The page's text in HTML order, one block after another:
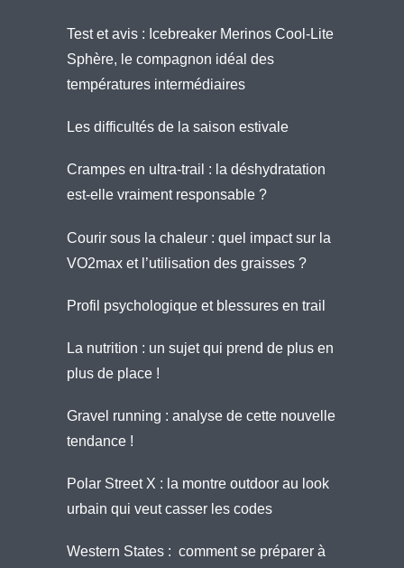
Test et avis : Icebreaker Merinos Cool-Lite
Sphère, le compagnon idéal des
températures intermédiaires
Les difficultés de la saison estivale
Crampes en ultra-trail : la déshydratation
est-elle vraiment responsable ?
Courir sous la chaleur : quel impact sur la
VO2max et l’utilisation des graisses ?
Profil psychologique et blessures en trail
La nutrition : un sujet qui prend de plus en
plus de place !
Gravel running : analyse de cette nouvelle
tendance !
Polar Street X : la montre outdoor au look
urbain qui veut casser les codes
Western States : comment se préparer à